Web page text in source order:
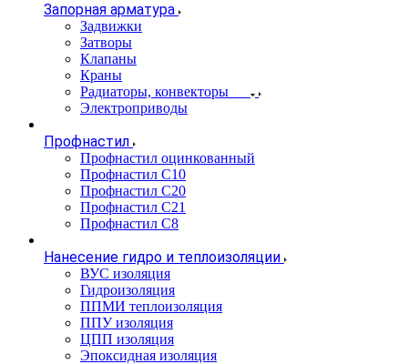
Запорная арматура
Задвижки
Затворы
Клапаны
Краны
Радиаторы, конвекторы
Электроприводы
Профнастил
Профнастил оцинкованный
Профнастил С10
Профнастил С20
Профнастил С21
Профнастил С8
Нанесение гидро и теплоизоляции
ВУС изоляция
Гидроизоляция
ППМИ теплоизоляция
ППУ изоляция
ЦПП изоляция
Эпоксидная изоляция